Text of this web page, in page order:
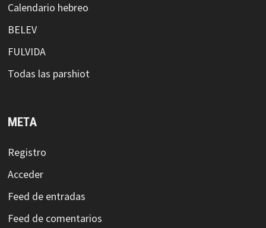
Calendario hebreo
BELEV
FULVIDA
Todas las parshiot
META
Registro
Acceder
Feed de entradas
Feed de comentarios